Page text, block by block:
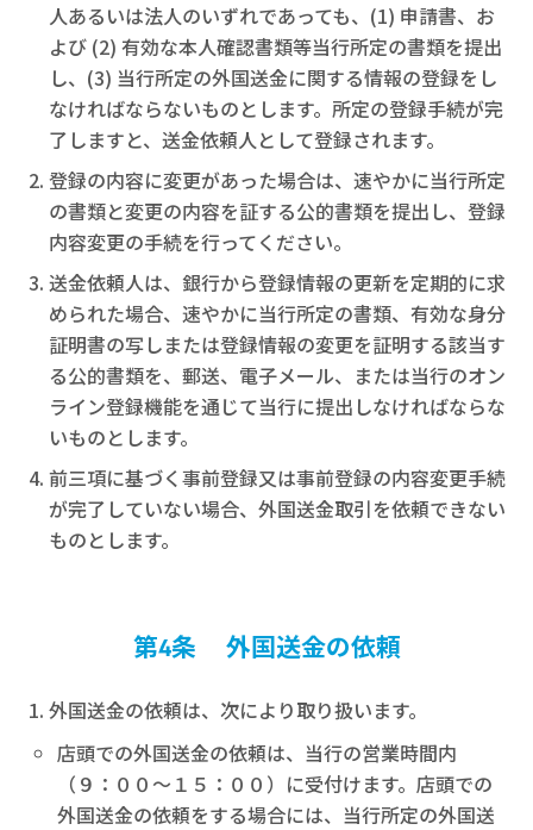
人あるいは法人のいずれであっても、(1) 申請書、お
よび (2) 有効な本人確認書類等当行所定の書類を提出
し、(3) 当行所定の外国送金に関する情報の登録をし
なければならないものとします。所定の登録手続が完
了しますと、送金依頼人として登録されます。
登録の内容に変更があった場合は、速やかに当行所定
の書類と変更の内容を証する公的書類を提出し、登録
内容変更の手続を行ってください。
送金依頼人は、銀行から登録情報の更新を定期的に求
められた場合、速やかに当行所定の書類、有効な身分
証明書の写しまたは登録情報の変更を証明する該当す
る公的書類を、郵送、電子メール、または当行のオン
ライン登録機能を通じて当行に提出しなければならな
いものとします。
前三項に基づく事前登録又は事前登録の内容変更手続
が完了していない場合、外国送金取引を依頼できない
ものとします。
第4条 外国送金の依頼
外国送金の依頼は、次により取り扱います。
店頭での外国送金の依頼は、当行の営業時間内
（９：００～１５：００）に受付けます。店頭での
外国送金の依頼をする場合には、当行所定の外国送